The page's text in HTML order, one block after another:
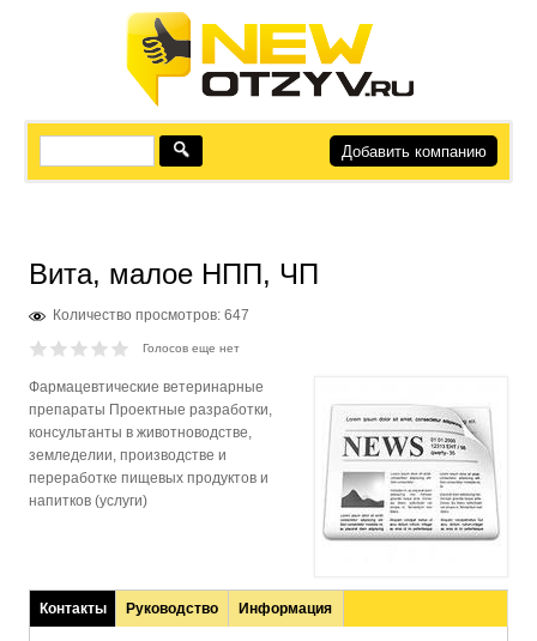
Добавить компанию
Вита, малое НПП, ЧП
Количество просмотров: 647
Голосов еще нет
Фармацевтические ветеринарные
препараты Проектные разработки,
консультанты в животноводстве,
земледелии, производстве и
переработке пищевых продуктов и
напитков (услуги)
Контакты
(активная
Руководство Информация